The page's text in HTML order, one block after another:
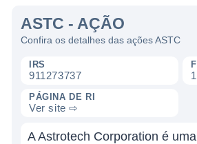
ASTC - AÇÃO
Confira os detalhes das ações ASTC
IRS
911273737
PÁGINA DE RI
Ver site ⇨
A Astrotech Corporation é